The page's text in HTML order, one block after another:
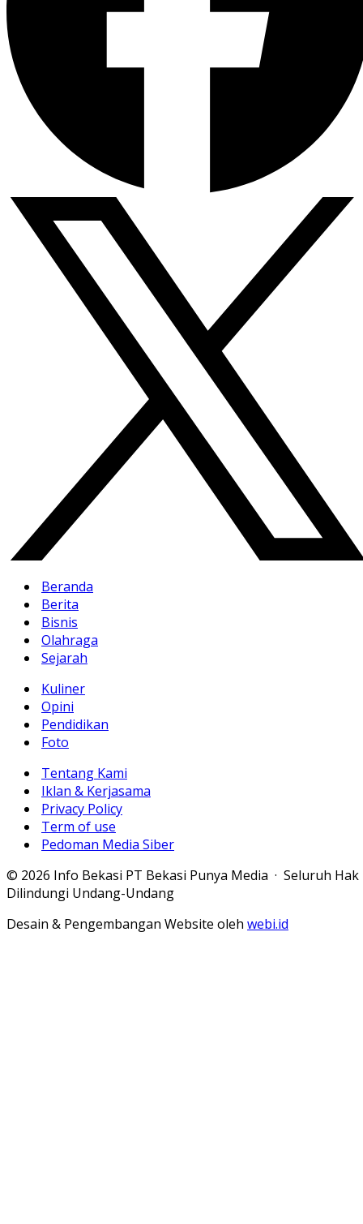
Beranda
Berita
Bisnis
Olahraga
Sejarah
Kuliner
Opini
Pendidikan
Foto
Tentang Kami
Iklan & Kerjasama
Privacy Policy
Term of use
Pedoman Media Siber
© 2026 Info Bekasi PT Bekasi Punya Media · Seluruh Hak
Dilindungi Undang-Undang
Desain & Pengembangan Website oleh webi.id